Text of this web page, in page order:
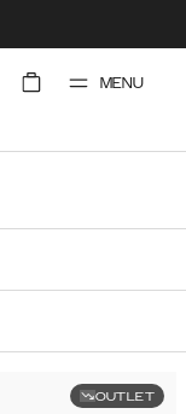
MENU
OUTLET